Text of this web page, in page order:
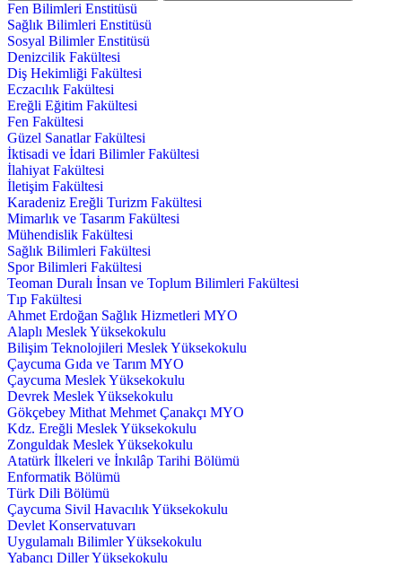
Fen Bilimleri Enstitüsü
Sağlık Bilimleri Enstitüsü
Sosyal Bilimler Enstitüsü
Denizcilik Fakültesi
Diş Hekimliği Fakültesi
Eczacılık Fakültesi
Ereğli Eğitim Fakültesi
Fen Fakültesi
Güzel Sanatlar Fakültesi
İktisadi ve İdari Bilimler Fakültesi
İlahiyat Fakültesi
İletişim Fakültesi
Karadeniz Ereğli Turizm Fakültesi
Mimarlık ve Tasarım Fakültesi
Mühendislik Fakültesi
Sağlık Bilimleri Fakültesi
Spor Bilimleri Fakültesi
Teoman Duralı İnsan ve Toplum Bilimleri Fakültesi
Tıp Fakültesi
Ahmet Erdoğan Sağlık Hizmetleri MYO
Alaplı Meslek Yüksekokulu
Bilişim Teknolojileri Meslek Yüksekokulu
Çaycuma Gıda ve Tarım MYO
Çaycuma Meslek Yüksekokulu
Devrek Meslek Yüksekokulu
Gökçebey Mithat Mehmet Çanakçı MYO
Kdz. Ereğli Meslek Yüksekokulu
Zonguldak Meslek Yüksekokulu
Atatürk İlkeleri ve İnkılâp Tarihi Bölümü
Enformatik Bölümü
Türk Dili Bölümü
Çaycuma Sivil Havacılık Yüksekokulu
Devlet Konservatuvarı
Uygulamalı Bilimler Yüksekokulu
Yabancı Diller Yüksekokulu